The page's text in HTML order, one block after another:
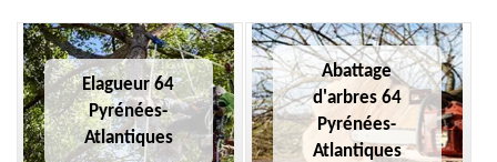
Elagueur 64
Pyrénées-
Atlantiques
Abattage
d'arbres 64
Pyrénées-
Atlantiques